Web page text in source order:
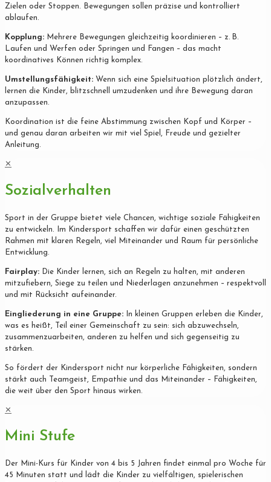
Zielen oder Stoppen. Bewegungen sollen präzise und kontrolliert
ablaufen.
Kopplung: Mehrere Bewegungen gleichzeitig koordinieren – z. B.
Laufen und Werfen oder Springen und Fangen – das macht
koordinatives Können richtig komplex.
Umstellungsfähigkeit: Wenn sich eine Spielsituation plötzlich ändert,
lernen die Kinder, blitzschnell umzudenken und ihre Bewegung daran
anzupassen.
Koordination ist die feine Abstimmung zwischen Kopf und Körper –
und genau daran arbeiten wir mit viel Spiel, Freude und gezielter
Anleitung.
✕
Sozialverhalten
Sport in der Gruppe bietet viele Chancen, wichtige soziale Fähigkeiten
zu entwickeln. Im Kindersport schaffen wir dafür einen geschützten
Rahmen mit klaren Regeln, viel Miteinander und Raum für persönliche
Entwicklung.
Fairplay: Die Kinder lernen, sich an Regeln zu halten, mit anderen
mitzufiebern, Siege zu teilen und Niederlagen anzunehmen – respektvoll
und mit Rücksicht aufeinander.
Eingliederung in eine Gruppe: In kleinen Gruppen erleben die Kinder,
was es heißt, Teil einer Gemeinschaft zu sein: sich abzuwechseln,
zusammenzuarbeiten, anderen zu helfen und sich gegenseitig zu
stärken.
So fördert der Kindersport nicht nur körperliche Fähigkeiten, sondern
stärkt auch Teamgeist, Empathie und das Miteinander – Fähigkeiten,
die weit über den Sport hinaus wirken.
✕
Mini Stufe
Der Mini-Kurs für Kinder von 4 bis 5 Jahren findet einmal pro Woche für
45 Minuten statt und lädt die Kinder zu vielfältigen, spielerischen